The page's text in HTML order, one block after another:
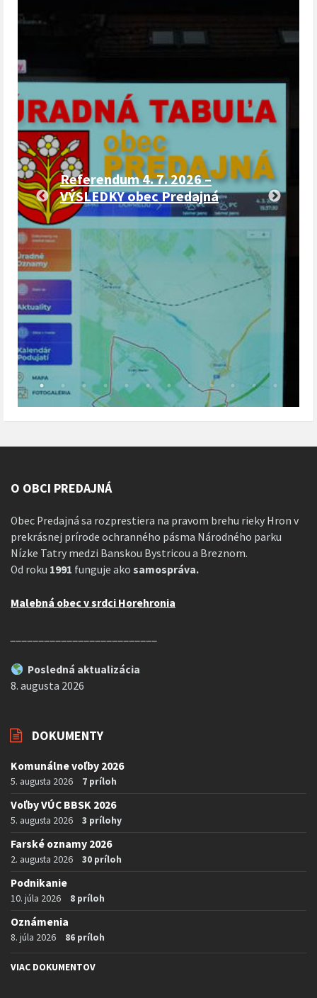
Referendum 4. 7. 2026 –
VÝSLEDKY obec Predajná
O OBCI PREDAJNÁ
Obec Predajná sa rozprestiera na pravom brehu rieky Hron v
prekrásnej prírode ochranného pásma Národného parku
Nízke Tatry medzi Banskou Bystricou a Breznom.
Od roku 1991 funguje ako samospráva.
Malebná obec v srdci Horehronia
Posledná aktualizácia
8. augusta 2026
DOKUMENTY
Komunálne voľby 2026
5. augusta 2026 7 príloh
Voľby VÚC BBSK 2026
5. augusta 2026 3 prílohy
Farské oznamy 2026
2. augusta 2026 30 príloh
Podnikanie
10. júla 2026 8 príloh
Oznámenia
8. júla 2026 86 príloh
VIAC DOKUMENTOV